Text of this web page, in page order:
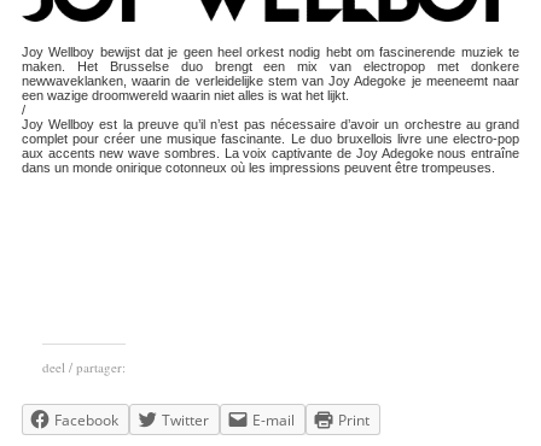
Joy Wellboy bewijst dat je geen heel orkest nodig hebt om fascinerende muziek te
maken. Het Brusselse duo brengt een mix van electropop met donkere
newwaveklanken, waarin de verleidelijke stem van Joy Adegoke je meeneemt naar
een wazige droomwereld waarin niet alles is wat het lijkt.
​/
Joy Wellboy est la preuve qu’il n’est pas nécessaire d’avoir un orchestre au grand
complet pour créer une musique fascinante. Le duo bruxellois livre une electro-pop
aux accents new wave sombres. La voix captivante de Joy Adegoke nous entraîne
dans un monde onirique cotonneux où les impressions peuvent être trompeuses.
deel / partager:
Facebook Twitter E-mail Print